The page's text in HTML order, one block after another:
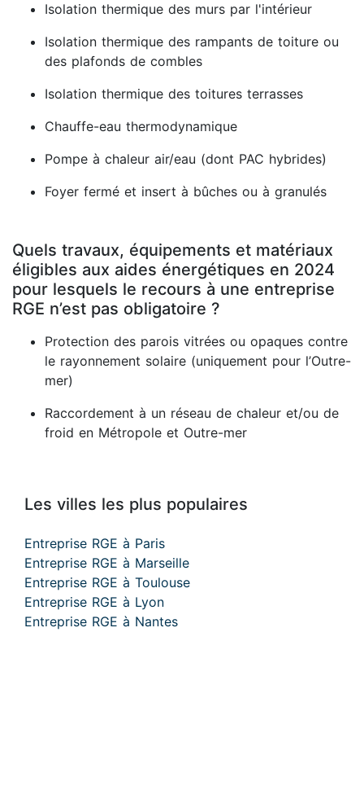
Isolation thermique des murs par l'intérieur
Isolation thermique des rampants de toiture ou
des plafonds de combles
Isolation thermique des toitures terrasses
Chauffe-eau thermodynamique
Pompe à chaleur air/eau (dont PAC hybrides)
Foyer fermé et insert à bûches ou à granulés
Quels travaux, équipements et matériaux
éligibles aux aides énergétiques en 2024
pour lesquels le recours à une entreprise
RGE n’est pas obligatoire ?
Protection des parois vitrées ou opaques contre
le rayonnement solaire (uniquement pour l’Outre-
mer)
Raccordement à un réseau de chaleur et/ou de
froid en Métropole et Outre-mer
Les villes les plus populaires
Entreprise RGE à Paris
Entreprise RGE à Marseille
Entreprise RGE à Toulouse
Entreprise RGE à Lyon
Entreprise RGE à Nantes